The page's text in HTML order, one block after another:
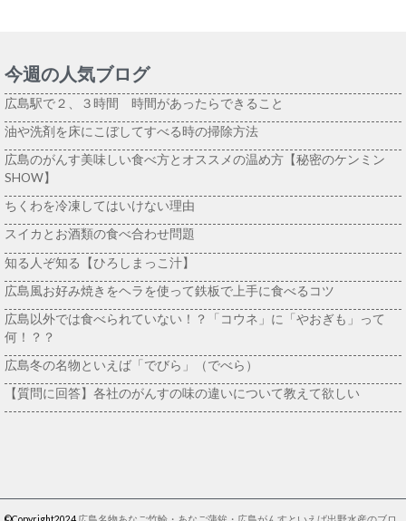
今週の人気ブログ
広島駅で２、３時間 時間があったらできること
油や洗剤を床にこぼしてすべる時の掃除方法
広島のがんす美味しい食べ方とオススメの温め方【秘密のケンミン
SHOW】
ちくわを冷凍してはいけない理由
スイカとお酒類の食べ合わせ問題
知る人ぞ知る【ひろしまっこ汁】
広島風お好み焼きをヘラを使って鉄板で上手に食べるコツ
広島以外では食べられていない！？「コウネ」に「やおぎも」って
何！？？
広島冬の名物といえば「でびら」（でべら）
【質問に回答】各社のがんすの味の違いについて教えて欲しい